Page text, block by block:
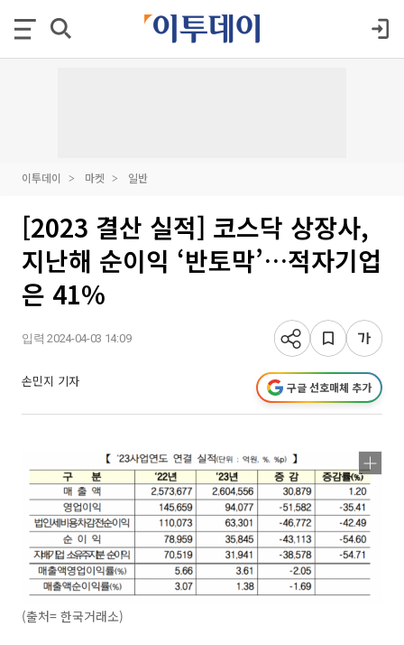
이투데이 마켓 일반
[2023 결산 실적] 코스닥 상장사,
지난해 순이익 ‘반토막’…적자기업
은 41%
입력 2024-04-03 14:09
손민지 기자 구글 선호매체 추가
(출처= 한국거래소)